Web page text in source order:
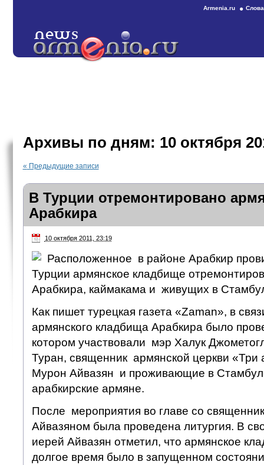
Armenia.ru
Архивы по дням: 10 октября
« Предыдущие записи
В Турции отремонтировано
Арабкира
10 октября 2011, 23:19
Расположенное в районе Арабкир
Турции армянское кладбище
Арабкира, каймакама и живущих в
Как пишет турецкая газета «Zaman», в
армянского кладбища Арабкира было
котором участвовали мэр Халук
Туран, священник армянской церкви «Три
Мурон Айвазян и проживающие в
арабкирские армяне.
После мероприятия во главе со
Айвазяном была проведена литургия. В
иерей Айвазян отметил, что армянское
долгое время было в запущенном